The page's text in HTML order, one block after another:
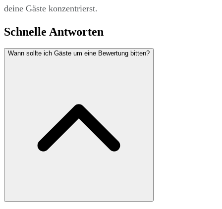
deine Gäste konzentrierst.
Schnelle Antworten
Wann sollte ich Gäste um eine Bewertung bitten?